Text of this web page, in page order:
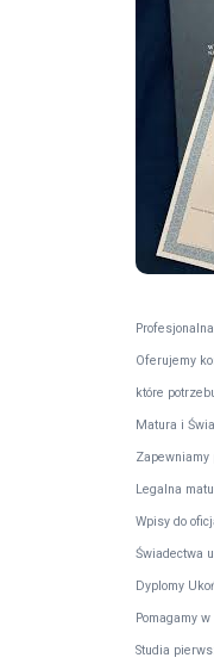
Oferujemy
które
Matura i
Zapewniamy
Legalna
Wpisy do
Świadectwa
Dyplomy
Pomagamy
Studia